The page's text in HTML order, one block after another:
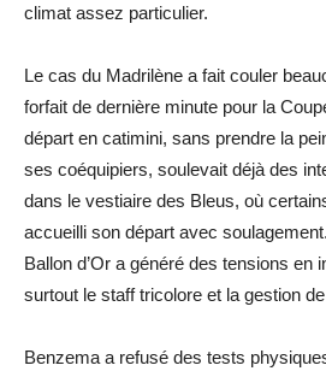
climat assez particulier.
Le cas du Madrilène a fait couler
forfait de dernière minute pour la
départ en catimini, sans prendre la
ses coéquipiers, soulevait déjà des
dans le vestiaire des Bleus, où
accueilli son départ avec
Ballon d’Or a généré des tensions en
surtout le staff tricolore et la gestion
Benzema a refusé des tests